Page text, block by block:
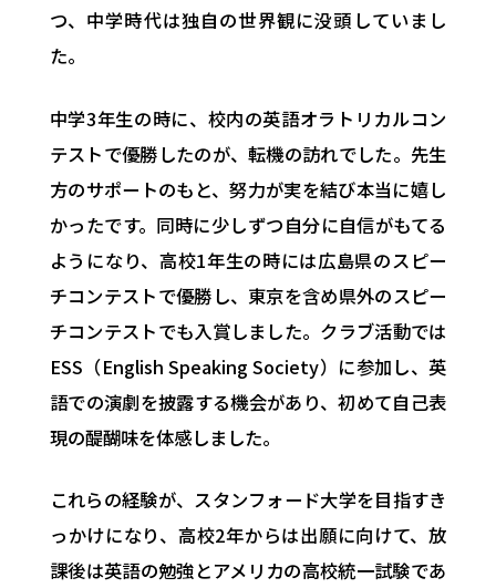
つ、中学時代は独自の世界観に没頭していまし
た。
中学3年生の時に、校内の英語オラトリカルコン
テストで優勝したのが、転機の訪れでした。先生
方のサポートのもと、努力が実を結び本当に嬉し
かったです。同時に少しずつ自分に自信がもてる
ようになり、高校1年生の時には広島県のスピー
チコンテストで優勝し、東京を含め県外のスピー
チコンテストでも入賞しました。クラブ活動では
ESS（English Speaking Society）に参加し、英
語での演劇を披露する機会があり、初めて自己表
現の醍醐味を体感しました。
これらの経験が、スタンフォード大学を目指すき
っかけになり、高校2年からは出願に向けて、放
課後は英語の勉強とアメリカの高校統一試験であ